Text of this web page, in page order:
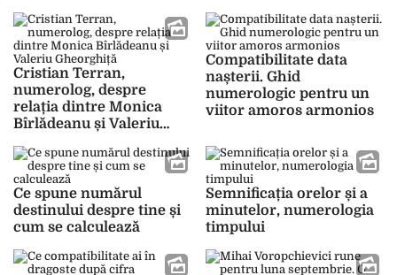
Cristian Terran,
numerolog, despre
relația dintre Monica
Bîrlădeanu și Valeriu
Compatibilitate data
nașterii. Ghid
numerologic pentru un
viitor amoros armonios
Ce spune numărul
destinului despre tine și
cum se calculează
Semnificația orelor și a
minutelor, numerologia
timpului